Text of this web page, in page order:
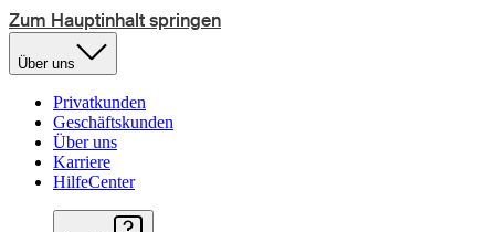
Zum Hauptinhalt springen
Über uns
Privatkunden
Geschäftskunden
Über uns
Karriere
HilfeCenter